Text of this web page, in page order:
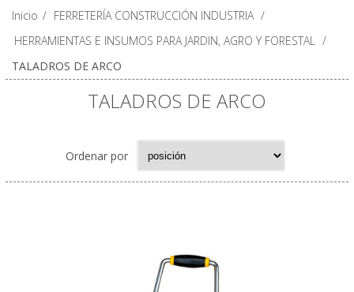
Inicio / FERRETERÍA CONSTRUCCIÓN INDUSTRIA /
HERRAMIENTAS E INSUMOS PARA JARDIN, AGRO Y FORESTAL /
TALADROS DE ARCO
TALADROS DE ARCO
Ordenar por